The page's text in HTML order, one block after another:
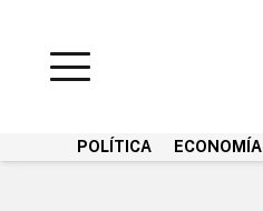
POLÍTICA ECONOMÍA